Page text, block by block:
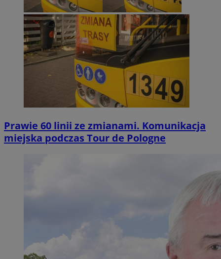
Prawie 60 linii ze zmianami. Komunikacja
miejska podczas Tour de Pologne